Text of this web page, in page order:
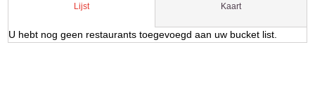
Lijst Kaart
U hebt nog geen restaurants toegevoegd aan uw bucket list.